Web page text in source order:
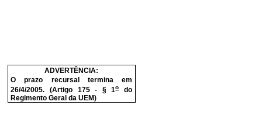
ADVERTÊNCIA:
O prazo recursal termina em
26/4/2005. (Artigo 175 - § 1odo
Regimento Geral da UEM)